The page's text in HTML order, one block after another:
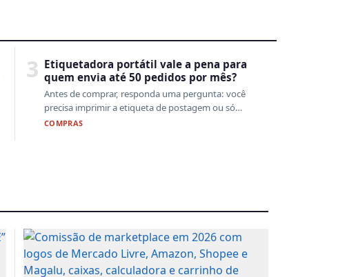
3 Etiquetadora portátil vale a pena para
quem envia até 50 pedidos por mês?
Antes de comprar, responda uma pergunta: você
precisa imprimir a etiqueta de postagem ou só
identifi...
COMPRAS